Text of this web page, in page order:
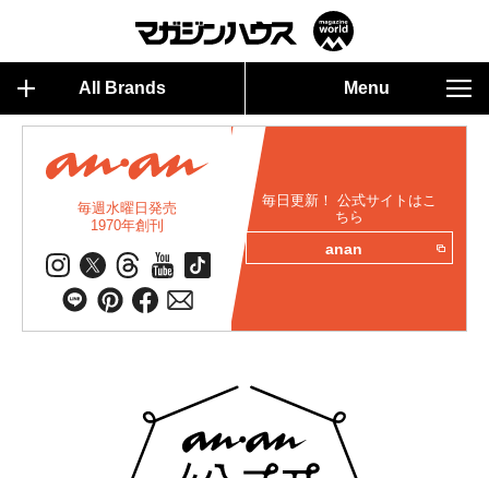
All Brands Menu
毎週水曜日発売
1970年創刊
毎日更新！ 公式サイトはこ
ちら
anan